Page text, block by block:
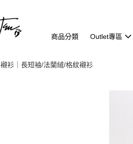
商品分類 Outlet專區
襯衫｜長短袖/法蘭絨/格紋襯衫